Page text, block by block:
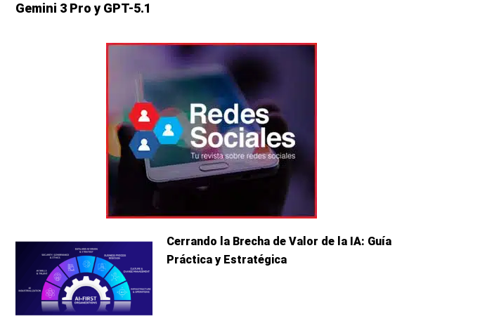
Gemini 3 Pro y GPT-5.1
Cerrando la Brecha de Valor de la IA: Guía
Práctica y Estratégica